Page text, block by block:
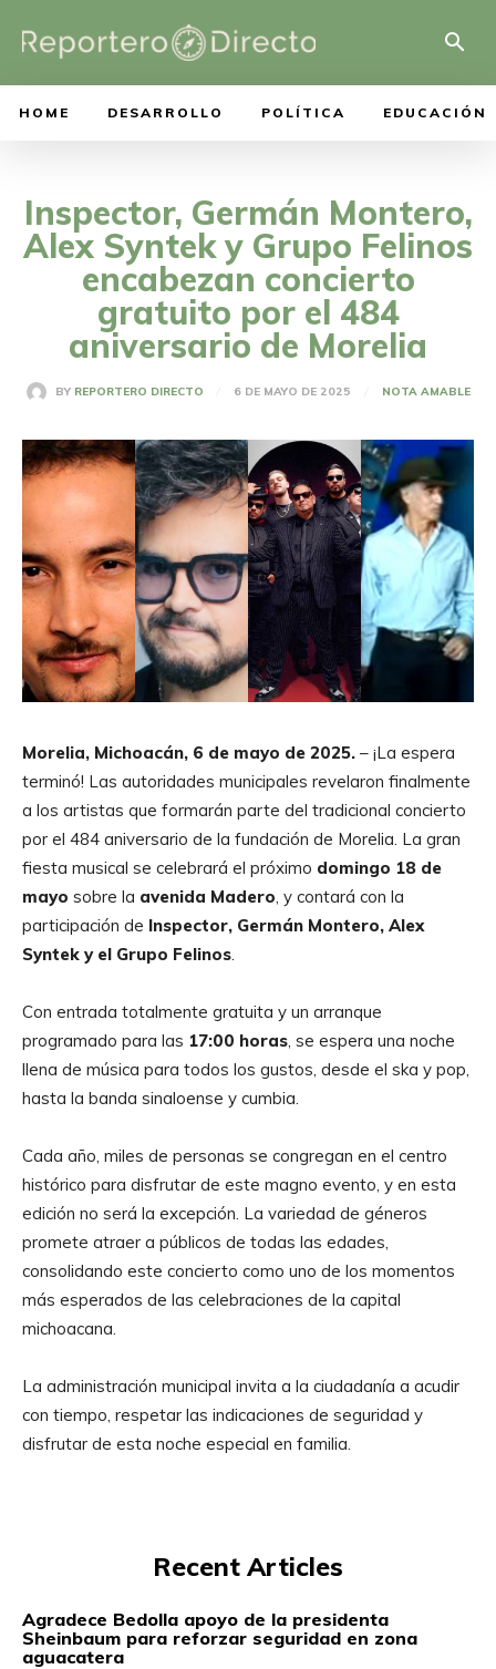
HOME DESARROLLO POLÍTICA EDUCACIÓN
Inspector, Germán Montero,
Alex Syntek y Grupo Felinos
encabezan concierto
gratuito por el 484
aniversario de Morelia
BY REPORTERO DIRECTO 6 DE MAYO DE 2025 NOTA AMABLE
Morelia, Michoacán, 6 de mayo de 2025. – ¡La espera
terminó! Las autoridades municipales revelaron finalmente
a los artistas que formarán parte del tradicional concierto
por el 484 aniversario de la fundación de Morelia. La gran
fiesta musical se celebrará el próximo domingo 18 de
mayo sobre la avenida Madero, y contará con la
participación de Inspector, Germán Montero, Alex
Syntek y el Grupo Felinos.
Con entrada totalmente gratuita y un arranque
programado para las 17:00 horas, se espera una noche
llena de música para todos los gustos, desde el ska y pop,
hasta la banda sinaloense y cumbia.
Cada año, miles de personas se congregan en el centro
histórico para disfrutar de este magno evento, y en esta
edición no será la excepción. La variedad de géneros
promete atraer a públicos de todas las edades,
consolidando este concierto como uno de los momentos
más esperados de las celebraciones de la capital
michoacana.
La administración municipal invita a la ciudadanía a acudir
con tiempo, respetar las indicaciones de seguridad y
disfrutar de esta noche especial en familia.
Recent Articles
Agradece Bedolla apoyo de la presidenta
Sheinbaum para reforzar seguridad en zona
aguacatera